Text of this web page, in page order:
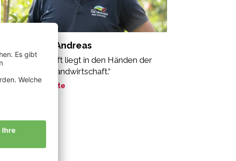
Gemassmer Andreas
„Unsere Zukunft liegt in den Händen der
biologischen Landwirtschaft.“
Meine Geschichte